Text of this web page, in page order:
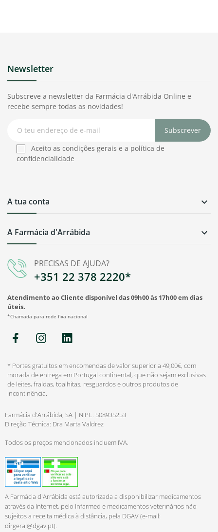
PRECISAS DE AJUDA?
+351 22 378 2220*
Atendimento ao Cliente disponível das 09h00 às 17h00 em dias
úteis.
*Chamada para rede fixa nacional
A Farmácia d'Arrábida 
A tua conta 
Newsletter
Subscreve a newsletter da Farmácia d'Arrábida Online e
recebe sempre todas as novidades!
Subscrever
Aceito as condições gerais e a política de
confidencialidade
* Portes gratuitos em encomendas de valor superior a 49,00€, com
morada de entrega em Portugal continental, que não sejam exclusivas
de leites, fraldas, toalhitas, resguardos e outros produtos de
incontinência.
Farmácia d'Arrábida, SA | NIPC: 508935253
Direção Técnica: Dra Marta Valdrez
Todos os preços mencionados incluem IVA.
A Farmácia d'Arrábida está autorizada a disponibilizar medicamentos
através da Internet, pelo Infarmed e medicamentos veterinários não
sujeitos a receita médica à distância, pela DGAV (e-mail:
dirgeral@dgav.pt).